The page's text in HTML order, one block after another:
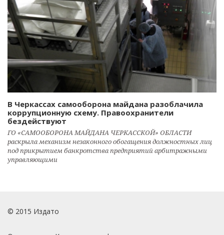
В Черкассах самооборона майдана разоблачила
коррупционную схему. Правоохранители
бездействуют
ГО «САМООБОРОНА МАЙДАНА ЧЕРКАССКОЙ» ОБЛАСТИ
раскрыла механизм незаконного обогащения должностных лиц
под прикрытием банкротства предприятий арбитражными
управляющими
© 2015 Издато